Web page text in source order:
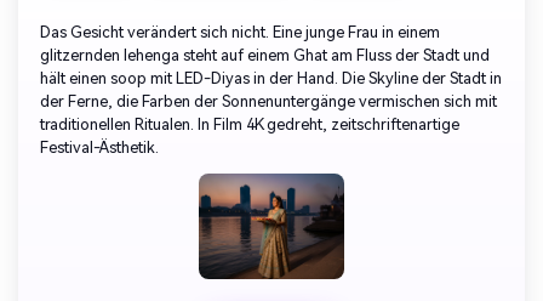
Das Gesicht verändert sich nicht. Eine junge Frau in einem
glitzernden lehenga steht auf einem Ghat am Fluss der Stadt und
hält einen soop mit LED-Diyas in der Hand. Die Skyline der Stadt in
der Ferne, die Farben der Sonnenuntergänge vermischen sich mit
traditionellen Ritualen. In Film 4K gedreht, zeitschriftenartige
Festival-Ästhetik.